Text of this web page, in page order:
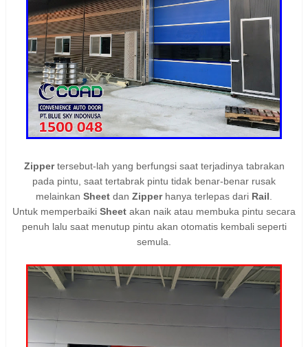
Zippertersebut-lah yang berfungsi saat terjadinya tabrakan
pada pintu, saat tertabrak pintu tidak benar-benar rusak
melainkan Sheet dan Zipper hanya terlepas dari Rail
Untuk memperbaiki Sheet akan naik atau membuka pintu secara
penuh lalu saat menutup pintu akan otomatis kembali seperti
semula.